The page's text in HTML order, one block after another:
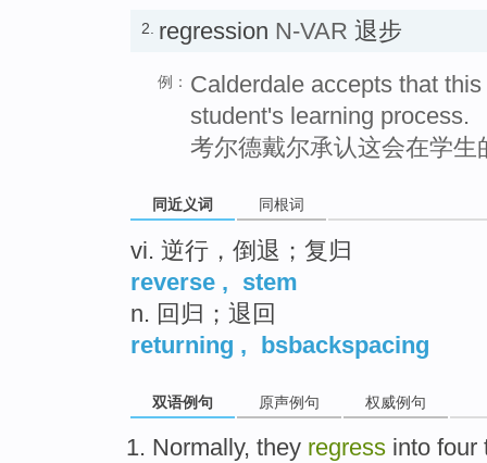
2. regression N-VAR 退步
例： Calderdale accepts that
student's learning process.
考尔德戴尔承认这会在学
同近义词 同根词
vi. 逆行，倒退；复归
reverse , stem
n. 回归；退回
returning , bsbackspacing
双语例句 原声例句 权威例句
Normally, they regress into four